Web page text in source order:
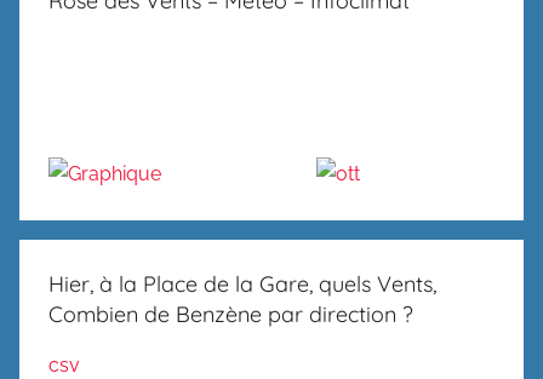
Hier, à la Place de la Gare, quels Vents,
Combien de Benzène par direction ?
csv